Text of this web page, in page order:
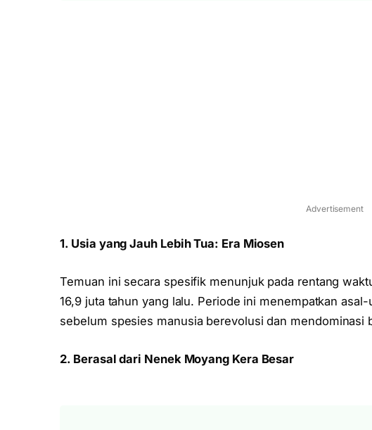
Advertisement
1. Usia yang Jauh Lebih Tua: Era Miosen
Temuan ini secara spesifik menunjuk pada rentang
16,9 juta tahun yang lalu. Periode ini menempatkan
sebelum spesies manusia berevolusi dan mendominasi
2. Berasal dari Nenek Moyang Kera Besar